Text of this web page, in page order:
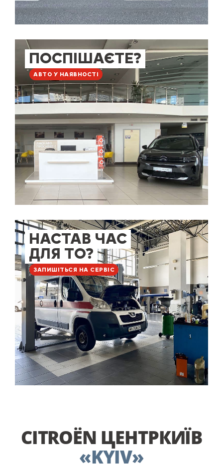
ПОСПІШАЄТЕ?
АВТО У НАЯВНОСТІ
НАСТАВ ЧАС
ДЛЯ ТО?
ЗАПИШІТЬСЯ НА СЕРВІС
CITROËN ЦЕНТРКИЇВ
«KYIV»